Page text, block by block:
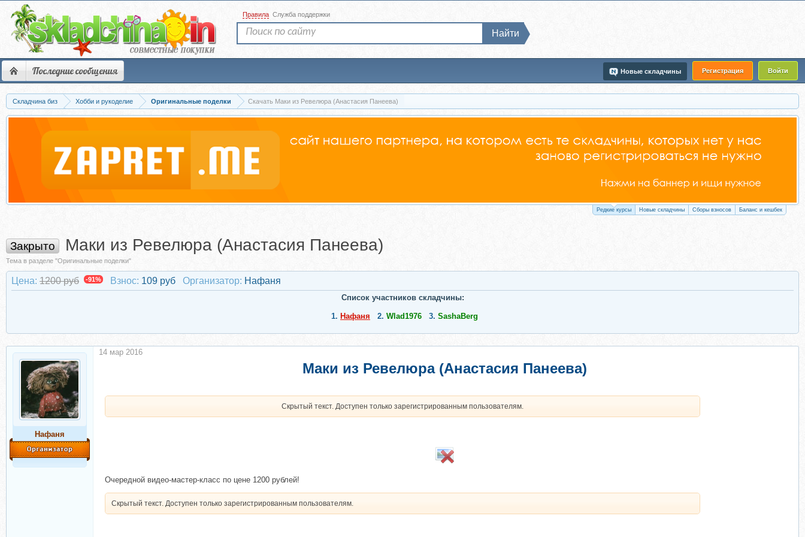
Последние сообщения Регистрация Войти
Новые складчины
Правила Служба поддержки
Найти
Складчина биз Хобби и рукоделие Оригинальные поделки Скачать Маки из Ревелюра (Анастасия Панеева)
Редкие курсы Новые складчины Сборы взносов Баланс и кешбек
Закрыто Маки из Ревелюра (Анастасия Панеева)
Тема в разделе "Оригинальные поделки"
Цена: 1200 руб -91% Взнос: 109 руб Организатор: Нафаня
Список участников складчины:
1. Нафаня 2. Wlad1976 3. SashaBerg
Нафаня
Маки из Ревелюра (Анастасия Панеева)
Скрытый текст. Доступен только зарегистрированным пользователям.
Очередной видео-мастер-класс по цене 1200 рублей!
Скрытый текст. Доступен только зарегистрированным пользователям.
14 мар 2016